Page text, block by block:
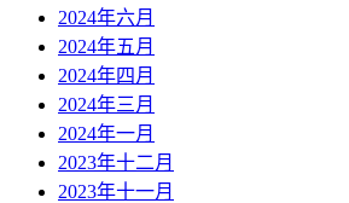
2024年六月
2024年五月
2024年四月
2024年三月
2024年一月
2023年十二月
2023年十一月